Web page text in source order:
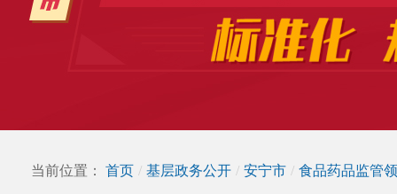
当前位置： 首页 / 基层政务公开 / 安宁市 / 食品药品监管